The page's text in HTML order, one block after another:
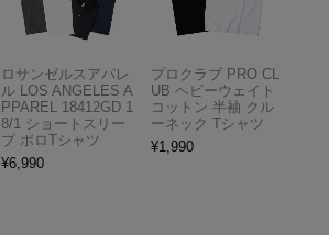
ロサンゼルスアパレ
ル LOS ANGELES A
PPAREL 18412GD 1
8/1 ショートスリー
ブ ポロTシャツ
¥6,990
プロクラブ PRO CL
UB ヘビーウェイト
コットン 半袖 クル
ーネック Tシャツ
¥1,990